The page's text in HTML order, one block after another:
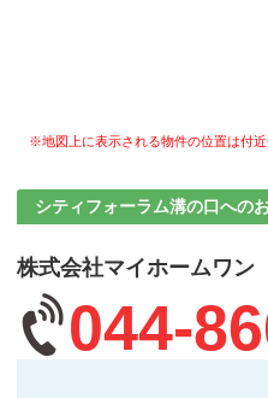
※地図上に表示される物件の位置は付
シティフォーラム溝の口への
株式会社マイホームワン
044-